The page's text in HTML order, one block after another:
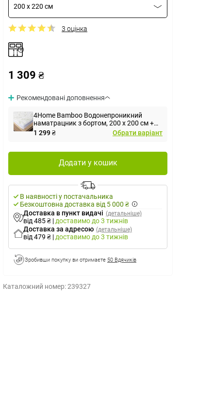
200 x 220 см
3 оцінка
1 309 ₴
Рекомендовані доповнення
4Home Bamboo Водонепроникний
наматрацник з бортом, 200 x 200 см +
30 см
1 299 ₴ Обрати варіант
Додати у кошик
В наявності у постачальника
Безкоштовна доставка від 5 000 ₴
Доставка в пункт видачі (детальніше)
від 485 ₴ | доставимо до 3 тижнів
Доставка за адресою (детальніше)
від 479 ₴ | доставимо до 3 тижнів
Зробивши покупку ви отримаєте 50 Вдячиків
Каталожний номер:239327